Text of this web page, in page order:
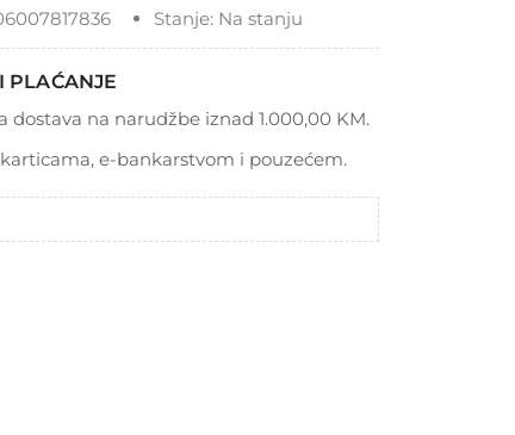
Stanje:Na stanju
PLAĆANJE
dostava na narudžbe iznad 1.000,00 KM.
e-bankarstvom i pouzećem.